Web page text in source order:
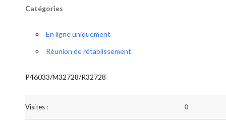
Catégories
En ligne uniquement
Réunion de rétablissement
P46033/M32728/R32728
Visites : 0